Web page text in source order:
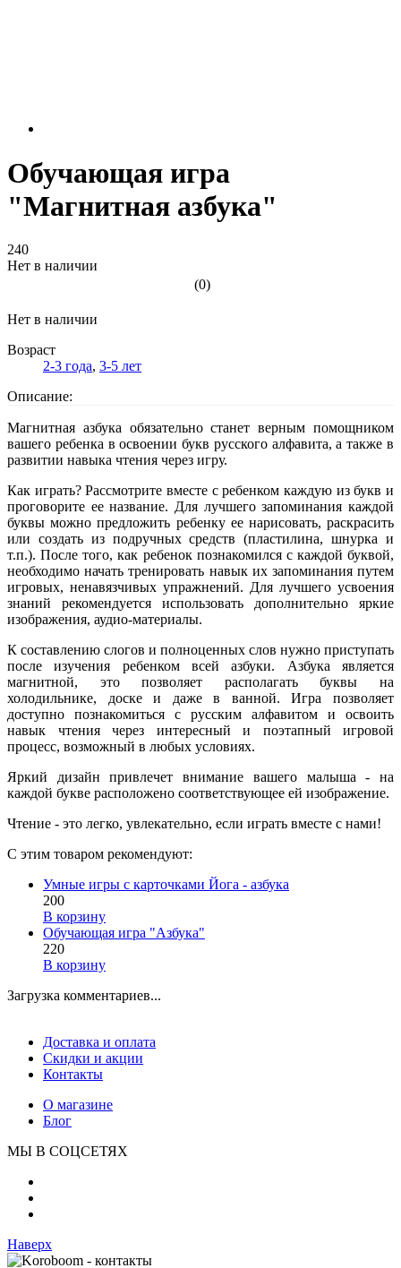
Обучающая игра
"Магнитная азбука"
240
Нет в наличии
(0)
Нет в наличии
Возраст
2-3 года, 3-5 лет
Описание:
Магнитная азбука обязательно станет верным помощником
вашего ребенка в освоении букв русского алфавита, а также в
развитии навыка чтения через игру.
Как играть? Рассмотрите вместе с ребенком каждую из букв и
проговорите ее название. Для лучшего запоминания каждой
буквы можно предложить ребенку ее нарисовать, раскрасить
или создать из подручных средств (пластилина, шнурка и
т.п.). После того, как ребенок познакомился с каждой буквой,
необходимо начать тренировать навык их запоминания путем
игровых, ненавязчивых упражнений. Для лучшего усвоения
знаний рекомендуется использовать дополнительно яркие
изображения, аудио-материалы.
К составлению слогов и полноценных слов нужно приступать
после изучения ребенком всей азбуки. Азбука является
магнитной, это позволяет располагать буквы на
холодильнике, доске и даже в ванной. Игра позволяет
доступно познакомиться с русским алфавитом и освоить
навык чтения через интересный и поэтапный игровой
процесс, возможный в любых условиях.
Яркий дизайн привлечет внимание вашего малыша - на
каждой букве расположено соответствующее ей изображение.
Чтение - это легко, увлекательно, если играть вместе с нами!
С этим товаром рекомендуют:
Умные игры с карточками Йога - азбука
200
В корзину
Обучающая игра "Азбука"
220
В корзину
Загрузка комментариев...
Доставка и оплата
Скидки и акции
Контакты
О магазине
Блог
МЫ В СОЦСЕТЯХ
Наверх